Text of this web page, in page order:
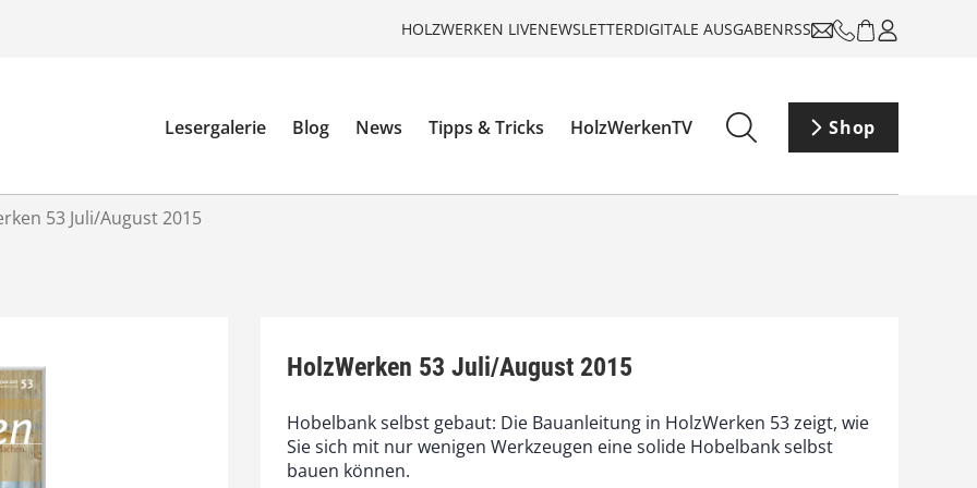
HOLZWERKEN LIVENEWSLETTERDIGITALE AUSGABENRSS
Lesergalerie Blog News Tipps & Tricks HolzWerkenTV Shop
53 Juli/August 2015
HolzWerken 53 Juli/August 2015
Hobelbank selbst gebaut: Die Bauanleitung in HolzWerken 53 zeigt, wie
Sie sich mit nur wenigen Werkzeugen eine solide Hobelbank selbst
bauen können.